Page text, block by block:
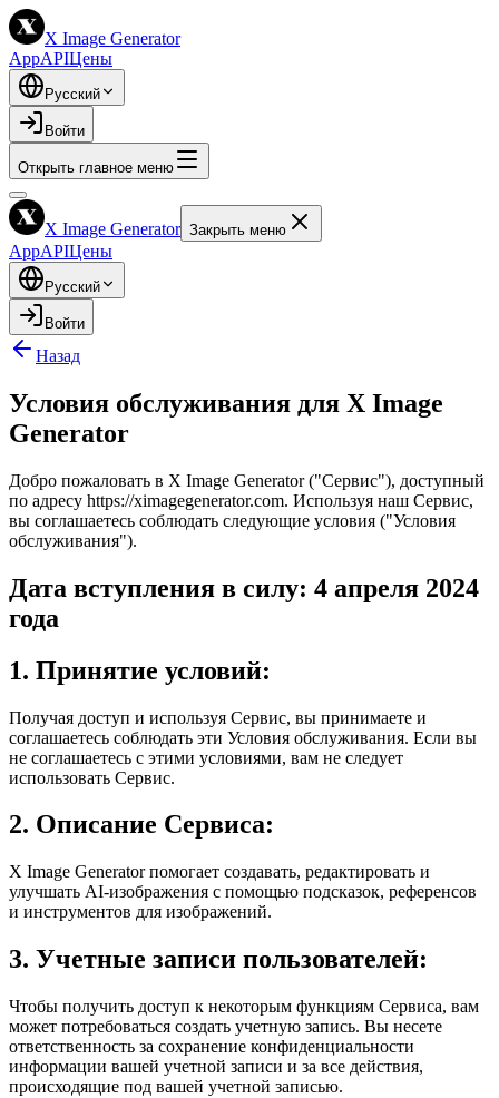
X Image Generator
AppAPIЦены
Русский
Войти
Открыть главное меню
X Image Generator Закрыть меню
AppAPIЦены
Русский
Войти
Назад
Условия обслуживания для X Image
Generator
Добро пожаловать в X Image Generator ("Сервис"), доступный
по адресу https://ximagegenerator.com. Используя наш Сервис,
вы соглашаетесь соблюдать следующие условия ("Условия
обслуживания").
Дата вступления в силу: 4 апреля 2024
года
1. Принятие условий:
Получая доступ и используя Сервис, вы принимаете и
соглашаетесь соблюдать эти Условия обслуживания. Если вы
не соглашаетесь с этими условиями, вам не следует
использовать Сервис.
2. Описание Сервиса:
X Image Generator помогает создавать, редактировать и
улучшать AI-изображения с помощью подсказок, референсов
и инструментов для изображений.
3. Учетные записи пользователей:
Чтобы получить доступ к некоторым функциям Сервиса, вам
может потребоваться создать учетную запись. Вы несете
ответственность за сохранение конфиденциальности
информации вашей учетной записи и за все действия,
происходящие под вашей учетной записью.